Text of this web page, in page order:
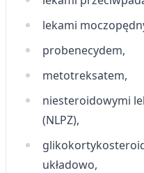
lekami
probenecydem,
metotreksatem,
niesteroidowymi
(NLPZ),
układowo,
Pomiar efektywności
Pomiar efektywności
Rozumienie odbiorców
kombinacji danych z
Rozwój i ulepszanie usług
Wykorzystywanie
wyboru treści